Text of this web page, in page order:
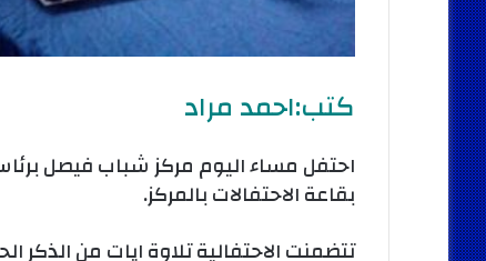
كتب:احمد مراد
احتفل مساء اليوم مركز شباب فيصل
بقاعة الاحتفالات بالمركز.
تتضمنت الاحتفالية تلاوة ايات من